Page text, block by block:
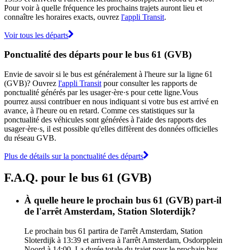
Pour voir à quelle fréquence les prochains trajets auront lieu et
connaître les horaires exacts, ouvrez l'appli Transit.
Voir tous les départs
Ponctualité des départs pour le bus 61 (GVB)
Envie de savoir si le bus est généralement à l'heure sur la ligne 61
(GVB)? Ouvrez l'appli Transit pour consulter les rapports de
ponctualité générés par les usager·ère·s pour cette ligne.Vous
pourrez aussi contribuer en nous indiquant si votre bus est arrivé en
avance, à l'heure ou en retard. Comme ces statistiques sur la
ponctualité des véhicules sont générées à l'aide des rapports des
usager·ère·s, il est possible qu'elles diffèrent des données officielles
du réseau GVB.
Plus de détails sur la ponctualité des départs
F.A.Q. pour le bus 61 (GVB)
À quelle heure le prochain bus 61 (GVB) part-il
de l'arrêt Amsterdam, Station Sloterdijk?
Le prochain bus 61 partira de l'arrêt Amsterdam, Station
Sloterdijk à 13:39 et arrivera à l'arrêt Amsterdam, Osdorpplein